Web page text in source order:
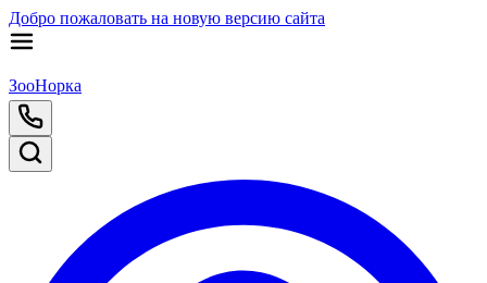
Добро пожаловать на новую версию сайта
ЗооНорка